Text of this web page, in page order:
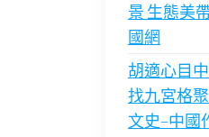
景 生態美
國網
胡適心目
找九宮格
文史–中國